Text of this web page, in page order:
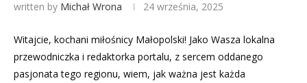
written by Michał Wrona 24 września, 2025
Witajcie, kochani miłośnicy Małopolski! Jako Wasza lokalna
przewodniczka i redaktorka portalu, z sercem oddanego
pasjonata tego regionu, wiem, jak ważna jest każda